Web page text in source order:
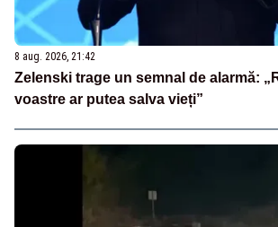
8 aug. 2026, 21:42
Zelenski trage un semnal de alarmă:
voastre ar putea salva vieți”